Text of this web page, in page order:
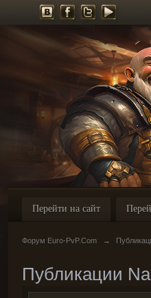
Перейти на сайт
Форум Euro-PvP.Com →
Публикации